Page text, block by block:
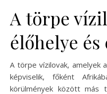
A törpe
élőhelye
A törpe vízilovak, amelyek
képviselik, főként
körülmények között más